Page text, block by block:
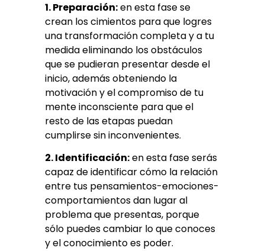
1. Preparación:en esta fase se
crean los cimientos para que logres
una transformación completa y a tu
medida eliminando los obstáculos
que se pudieran presentar desde el
inicio, además obteniendo la
motivación y el compromiso de tu
mente inconsciente para que el
resto de las etapas puedan
cumplirse sin inconvenientes.
2. Identificación:en esta fase serás
capaz de identificar cómo la relación
entre tus pensamientos-emociones-
comportamientos dan lugar al
problema que presentas, porque
sólo puedes cambiar lo que conoces
y el conocimiento es poder.